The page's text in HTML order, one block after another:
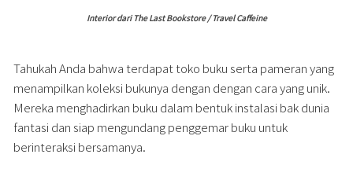
Interior dari The Last Bookstore / Travel Caffeine
Tahukah Anda bahwa terdapat toko buku serta pameran yang
menampilkan koleksi bukunya dengan dengan cara yang unik.
Mereka menghadirkan buku dalam bentuk instalasi bak dunia
fantasi dan siap mengundang penggemar buku untuk
berinteraksi bersamanya.